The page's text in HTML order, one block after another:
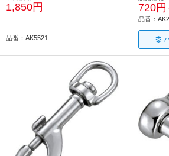
1,850円
品番：AK5521
720円
品番：